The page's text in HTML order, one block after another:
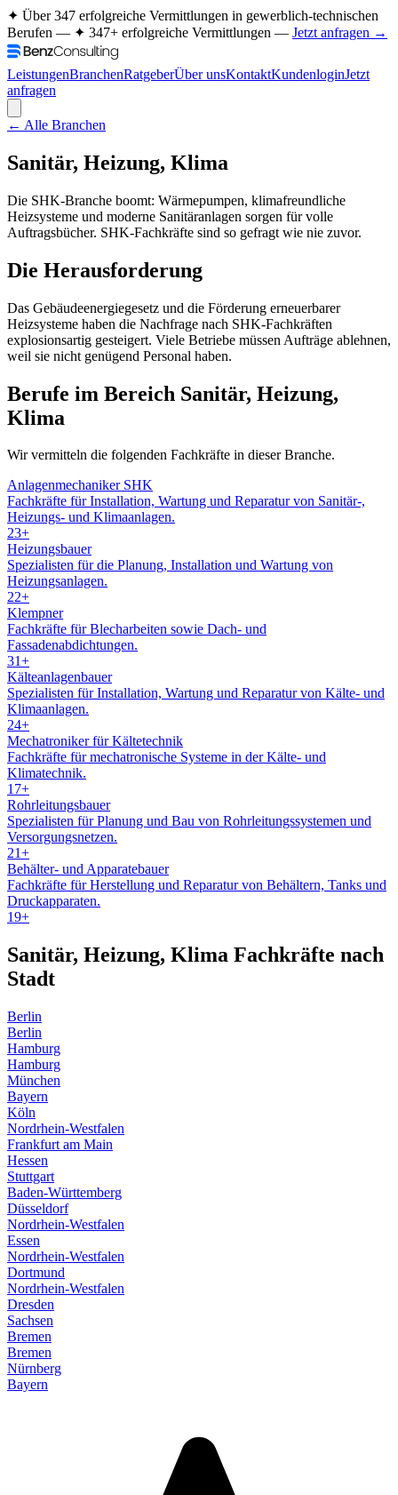
✦ Über 347 erfolgreiche Vermittlungen in gewerblich-technischen
Berufen — ✦ 347+ erfolgreiche Vermittlungen — Jetzt anfragen →
LeistungenBranchenRatgeberÜber unsKontaktKundenloginJetzt
anfragen
← Alle Branchen
Sanitär, Heizung, Klima
Die SHK-Branche boomt: Wärmepumpen, klimafreundliche
Heizsysteme und moderne Sanitäranlagen sorgen für volle
Auftragsbücher. SHK-Fachkräfte sind so gefragt wie nie zuvor.
Die Herausforderung
Das Gebäudeenergiegesetz und die Förderung erneuerbarer
Heizsysteme haben die Nachfrage nach SHK-Fachkräften
explosionsartig gesteigert. Viele Betriebe müssen Aufträge ablehnen,
weil sie nicht genügend Personal haben.
Berufe im Bereich Sanitär, Heizung,
Klima
Wir vermitteln die folgenden Fachkräfte in dieser Branche.
Anlagenmechaniker SHK
Fachkräfte für Installation, Wartung und Reparatur von Sanitär-,
Heizungs- und Klimaanlagen.
23+
Heizungsbauer
Spezialisten für die Planung, Installation und Wartung von
Heizungsanlagen.
22+
Klempner
Fachkräfte für Blecharbeiten sowie Dach- und
Fassadenabdichtungen.
31+
Kälteanlagenbauer
Spezialisten für Installation, Wartung und Reparatur von Kälte- und
Klimaanlagen.
24+
Mechatroniker für Kältetechnik
Fachkräfte für mechatronische Systeme in der Kälte- und
Klimatechnik.
17+
Rohrleitungsbauer
Spezialisten für Planung und Bau von Rohrleitungssystemen und
Versorgungsnetzen.
21+
Behälter- und Apparatebauer
Fachkräfte für Herstellung und Reparatur von Behältern, Tanks und
Druckapparaten.
19+
Sanitär, Heizung, Klima Fachkräfte nach
Stadt
Berlin
Berlin
Hamburg
Hamburg
München
Bayern
Köln
Nordrhein-Westfalen
Frankfurt am Main
Hessen
Stuttgart
Baden-Württemberg
Düsseldorf
Nordrhein-Westfalen
Essen
Nordrhein-Westfalen
Dortmund
Nordrhein-Westfalen
Dresden
Sachsen
Bremen
Bremen
Nürnberg
Bayern